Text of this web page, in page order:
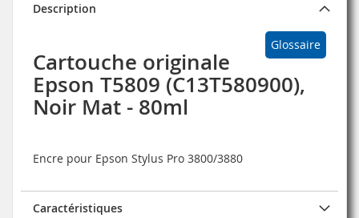
Description
Glossaire
Cartouche originale
Epson T5809 (C13T580900),
Noir Mat - 80ml
Encre pour Epson Stylus Pro 3800/3880
Caractéristiques